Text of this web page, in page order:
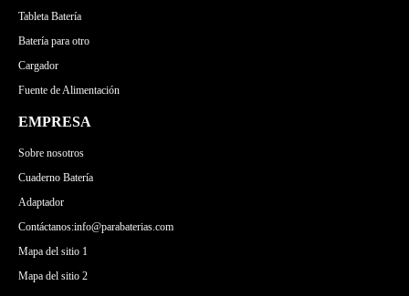
Tableta Batería
Batería para otro
Cargador
Fuente de Alimentación
EMPRESA
Sobre nosotros
Cuaderno Batería
Adaptador
Contáctanos:info@parabaterias.com
Mapa del sitio 1
Mapa del sitio 2